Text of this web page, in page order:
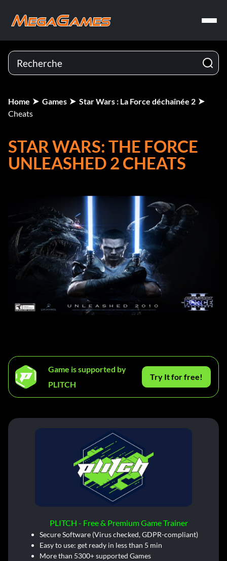
Home Games
Star Wars : La Force déchaînée 2
Cheats
STAR WARS: THE FORCE
UNLEASHED 2 CHEATS
Game is supported by
PLITCH
Try It for free!
PLITCH - Free & Premium Game Trainer
Secure Software (Virus checked, GDPR-compliant)
Easy to use: get ready in less than 5 min
More than 5300+ supported Games